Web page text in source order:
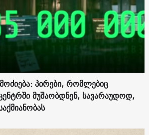
პირები, რომლებიც
მუშაობდნენ, სავარაუდოდ,